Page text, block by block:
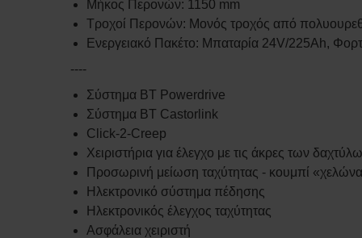
Μήκος Περονών: 1150 mm
Τροχοί Περονών: Μονός τροχός από
Ενεργειακό Πακέτο: Μπαταρία 24V/225Ah,
----
Σύστημα BT Powerdrive
Σύστημα BT Castorlink
Click-2-Creep
Χειριστήρια για έλεγχο με τις άκρες των
Προσωρινή μείωση ταχύτητας - κουμπί
Ηλεκτρονικό σύστημα πέδησης
Ηλεκτρονικός έλεγχος ταχύτητας
Ασφάλεια χειριστή